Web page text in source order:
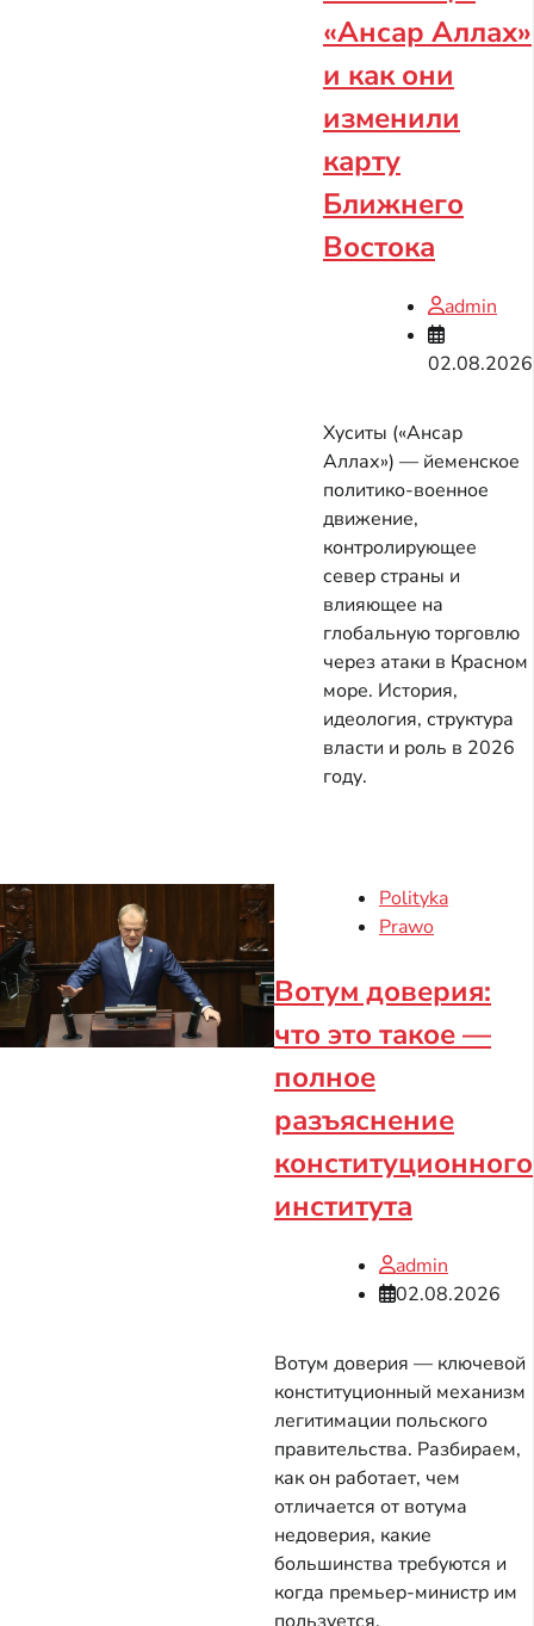
«Ансар Аллах»
и как они
изменили
карту
Ближнего
Востока
admin
02.08.2026
Хуситы («Ансар
Аллах») — йеменское
политико-военное
движение,
контролирующее
север страны и
влияющее на
глобальную торговлю
через атаки в Красном
море. История,
идеология, структура
власти и роль в 2026
году.
Polityka
Prawo
Вотум доверия:
что это такое —
полное
разъяснение
конституционного
института
admin
02.08.2026
Вотум доверия — ключевой
конституционный механизм
легитимации польского
правительства. Разбираем,
как он работает, чем
отличается от вотума
недоверия, какие
большинства требуются и
когда премьер-министр им